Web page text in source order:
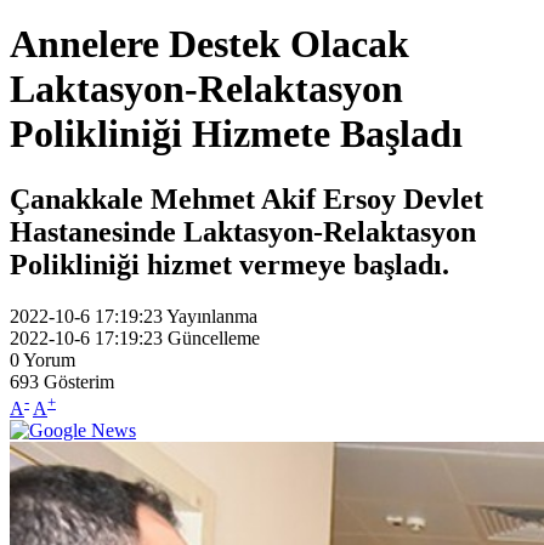
Annelere Destek Olacak
Laktasyon-Relaktasyon
Polikliniği Hizmete Başladı
Çanakkale Mehmet Akif Ersoy Devlet
Hastanesinde Laktasyon-Relaktasyon
Polikliniği hizmet vermeye başladı.
2022-10-6 17:19:23Yayınlanma
2022-10-6 17:19:23 Güncelleme
0Yorum
693 Gösterim
A- A+